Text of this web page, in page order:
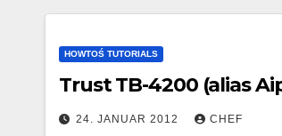
HOWTOŚ TUTORIALS
Trust TB-4200 (alias
24. JANUAR 2012 CHEF